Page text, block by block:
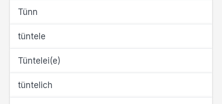
Tünn
tüntele
Tüntelei(e)
tüntelich